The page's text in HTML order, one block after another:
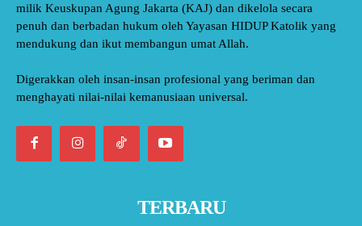
milik Keuskupan Agung Jakarta (KAJ) dan dikelola secara
penuh dan berbadan hukum oleh Yayasan HIDUP Katolik yang
mendukung dan ikut membangun umat Allah.
Digerakkan oleh insan-insan profesional yang beriman dan
menghayati nilai-nilai kemanusiaan universal.
TERBARU